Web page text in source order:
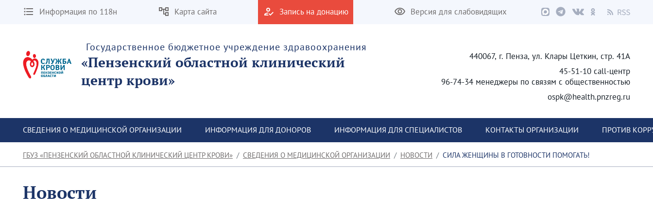
Информация по 118н Карта сайта Запись на донацию Версия для слабовидящих
Государственное бюджетное учреждение здравоохранения
«Пензенский областной клинический
центр крови»
440067, г. Пенза, ул. Клары Цеткин, стр. 41А
45-51-10 call-центр
96-74-34 менеджеры по связям с общественностью
ospk@health.pnzreg.ru
СВЕДЕНИЯ О МЕДИЦИНСКОЙ ОРГАНИЗАЦИИ ИНФОРМАЦИЯ ДЛЯ ДОНОРОВ ИНФОРМАЦИЯ ДЛЯ СПЕЦИАЛИСТОВ КОНТАКТЫ ОРГАНИЗАЦИИ ПРОТИВ
ГБУЗ «ПЕНЗЕНСКИЙ ОБЛАСТНОЙ КЛИНИЧЕСКИЙ ЦЕНТР КРОВИ» СВЕДЕНИЯ О МЕДИЦИНСКОЙ ОРГАНИЗАЦИИ НОВОСТИ СИЛА ЖЕНЩИНЫ В ГОТОВНОСТИ ПОМОГАТЬ!
Новости